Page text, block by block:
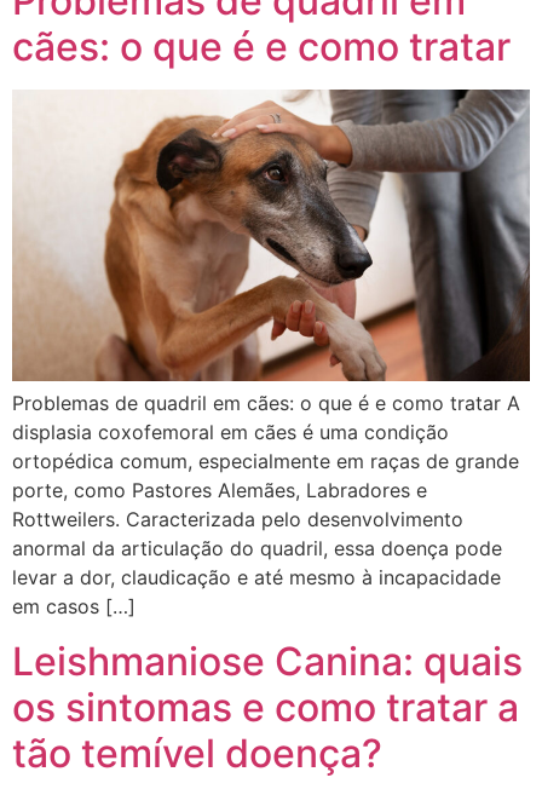
cães: o que é e como tratar
Problemas de quadril em cães: o que é e como tratar A
displasia coxofemoral em cães é uma condição
ortopédica comum, especialmente em raças de grande
porte, como Pastores Alemães, Labradores e
Rottweilers. Caracterizada pelo desenvolvimento
anormal da articulação do quadril, essa doença pode
levar a dor, claudicação e até mesmo à incapacidade
em casos […]
Leishmaniose Canina: quais
os sintomas e como tratar a
tão temível doença?